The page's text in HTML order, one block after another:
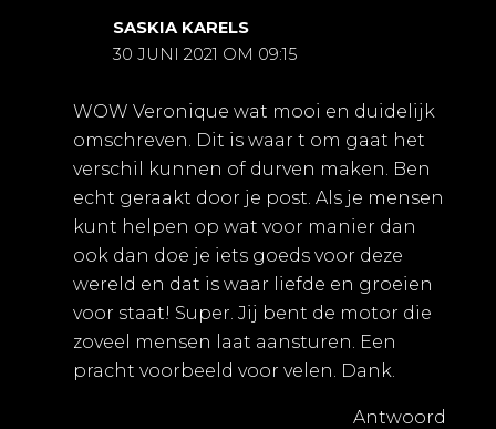
SASKIA KARELS
30 JUNI 2021 OM 09:15
WOW Veronique wat mooi en duidelijk
omschreven. Dit is waar t om gaat het
verschil kunnen of durven maken. Ben
echt geraakt door je post. Als je mensen
kunt helpen op wat voor manier dan
ook dan doe je iets goeds voor deze
wereld en dat is waar liefde en groeien
voor staat! Super. Jij bent de motor die
zoveel mensen laat aansturen. Een
pracht voorbeeld voor velen. Dank.
Antwoord